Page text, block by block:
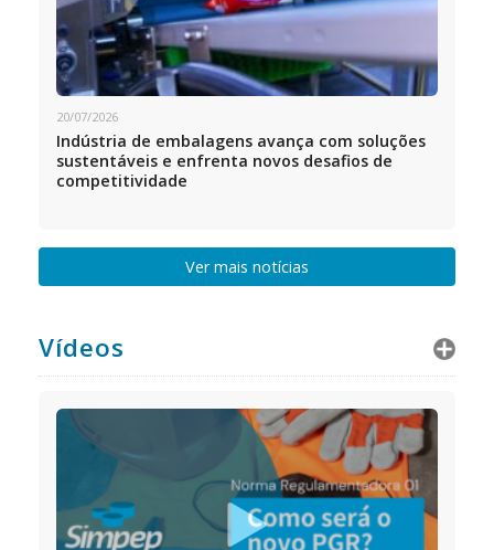
20/07/2026
Indústria de embalagens avança com soluções
sustentáveis e enfrenta novos desafios de
competitividade
Ver mais notícias
Vídeos